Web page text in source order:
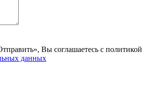
Вы соглашаетесь с политикой
данных